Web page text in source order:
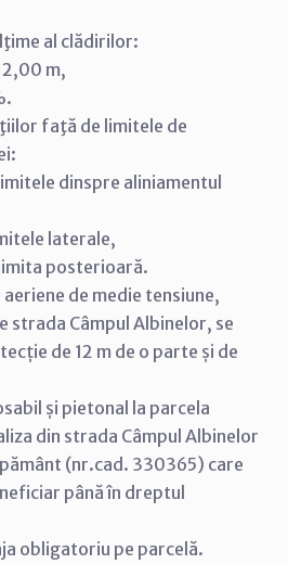
al clădirilor:
m,
faţă de limitele de
dinspre aliniamentul
laterale,
posterioară.
de medie tensiune,
strada Câmpul Albinelor, se
de 12 m de o parte și de
și pietonal la parcela
din strada Câmpul Albinelor
(nr.cad. 330365) care
până în dreptul
obligatoriu pe parcelă.